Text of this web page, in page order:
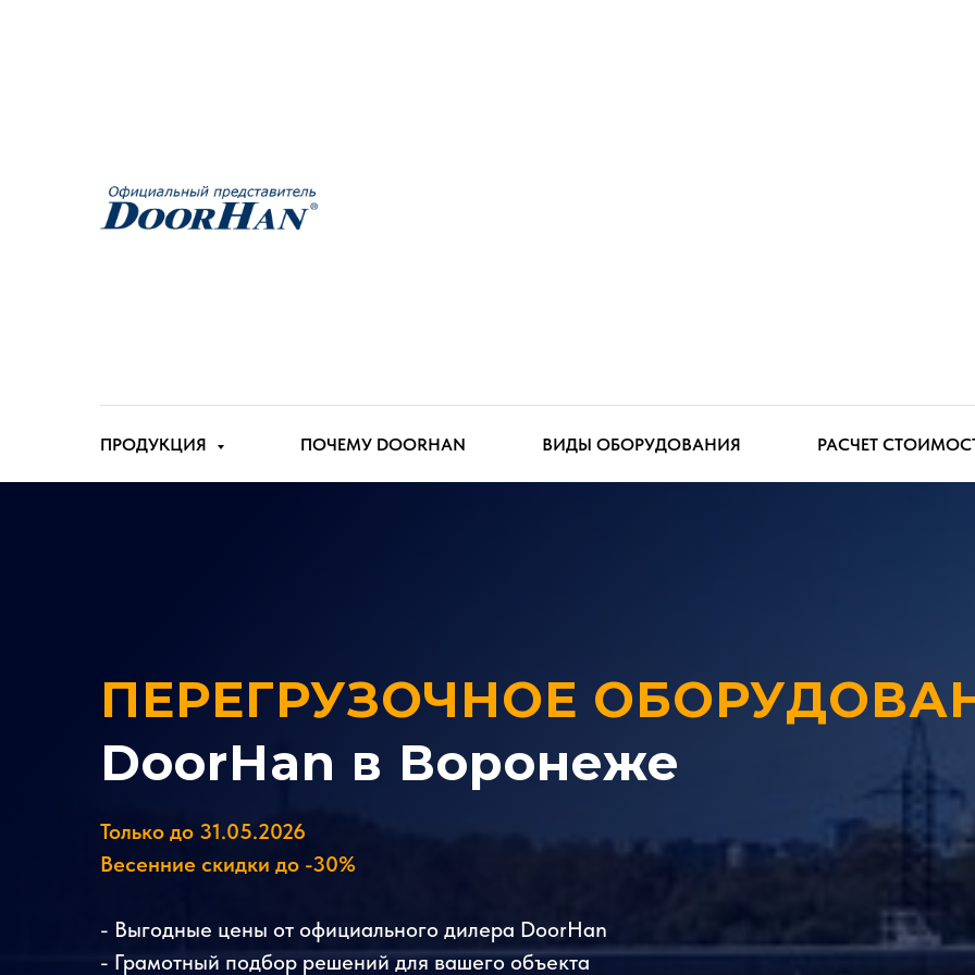
ПРОДУКЦИЯ ПОЧЕМУ DOORHAN ВИДЫ ОБОРУДОВАНИЯ РАСЧЕТ
ПЕРЕГРУЗОЧНОЕ
DoorHan в Воронеже
Только до 31.05.2026
Весенние скидки до -30%
- Выгодные цены от официального дилера DoorHan
- Грамотный подбор решений для вашего объекта